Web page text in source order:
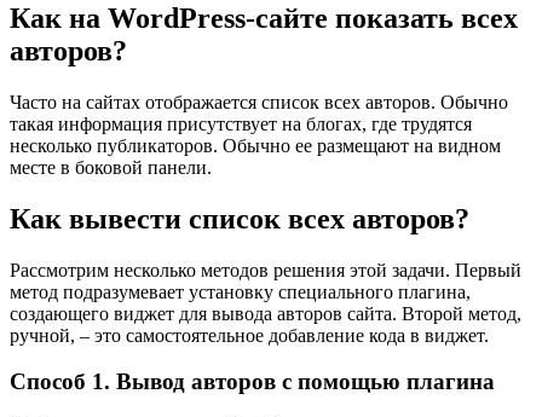
Как на WordPress-сайте показать всех
авторов?
Часто на сайтах отображается список всех авторов. Обычно
такая информация присутствует на блогах, где трудятся
несколько публикаторов. Обычно ее размещают на видном
месте в боковой панели.
Как вывести список всех авторов?
Рассмотрим несколько методов решения этой задачи. Первый
метод подразумевает установку специального плагина,
создающего виджет для вывода авторов сайта. Второй метод,
ручной, – это самостоятельное добавление кода в виджет.
Способ 1. Вывод авторов с помощью плагина